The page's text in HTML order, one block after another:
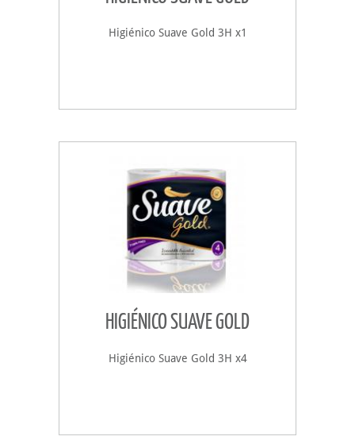
Higiénico Suave Gold 3H x1
HIGIÉNICO SUAVE GOLD
Higiénico Suave Gold 3H x4